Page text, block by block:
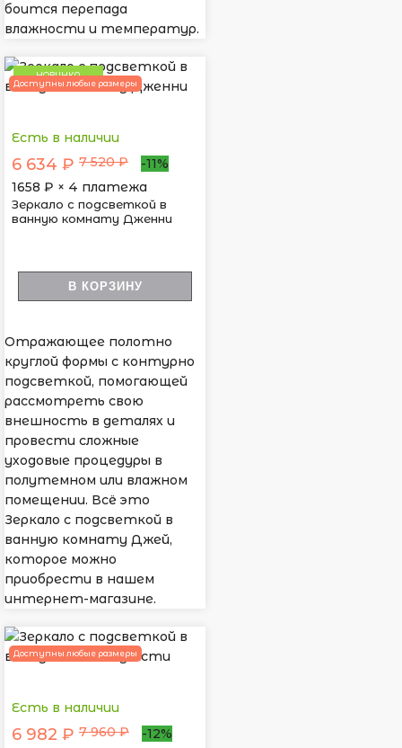
боится перепада
влажности и температур.
НОВИНКА
Доступны любые размеры
Есть в наличии
6 634 ₽ 7 520 ₽
-11%
1658 ₽ × 4 платежа
Зеркало с подсветкой в
ванную комнату Дженни
В КОРЗИНУ
Отражающее полотно
круглой формы с контурно
подсветкой, помогающей
рассмотреть свою
внешность в деталях и
провести сложные
уходовые процедуры в
полутемном или влажном
помещении. Всё это
Зеркало с подсветкой в
ванную комнату Джей,
которое можно
приобрести в нашем
интернет-магазине.
Доступны любые размеры
Есть в наличии
6 982 ₽ 7 960 ₽
-12%